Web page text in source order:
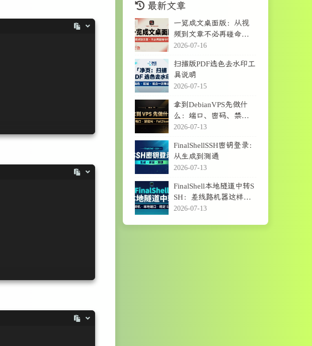
最新文章
一览成文桌面版：从视
频到文章不必再碰命令
行
2026-07-16
扫描版PDF选色去水印工
具说明
2026-07-15
拿到DebianVPS先做什
么：端口、密码、禁密
码登录与Fail2ban
2026-07-13
FinalShellSSH密钥登录：
从生成到测通
2026-07-13
FinalShell本地隧道中转S
SH：差线路机器这样连
更稳
2026-07-13